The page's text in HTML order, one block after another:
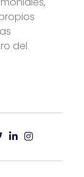
del